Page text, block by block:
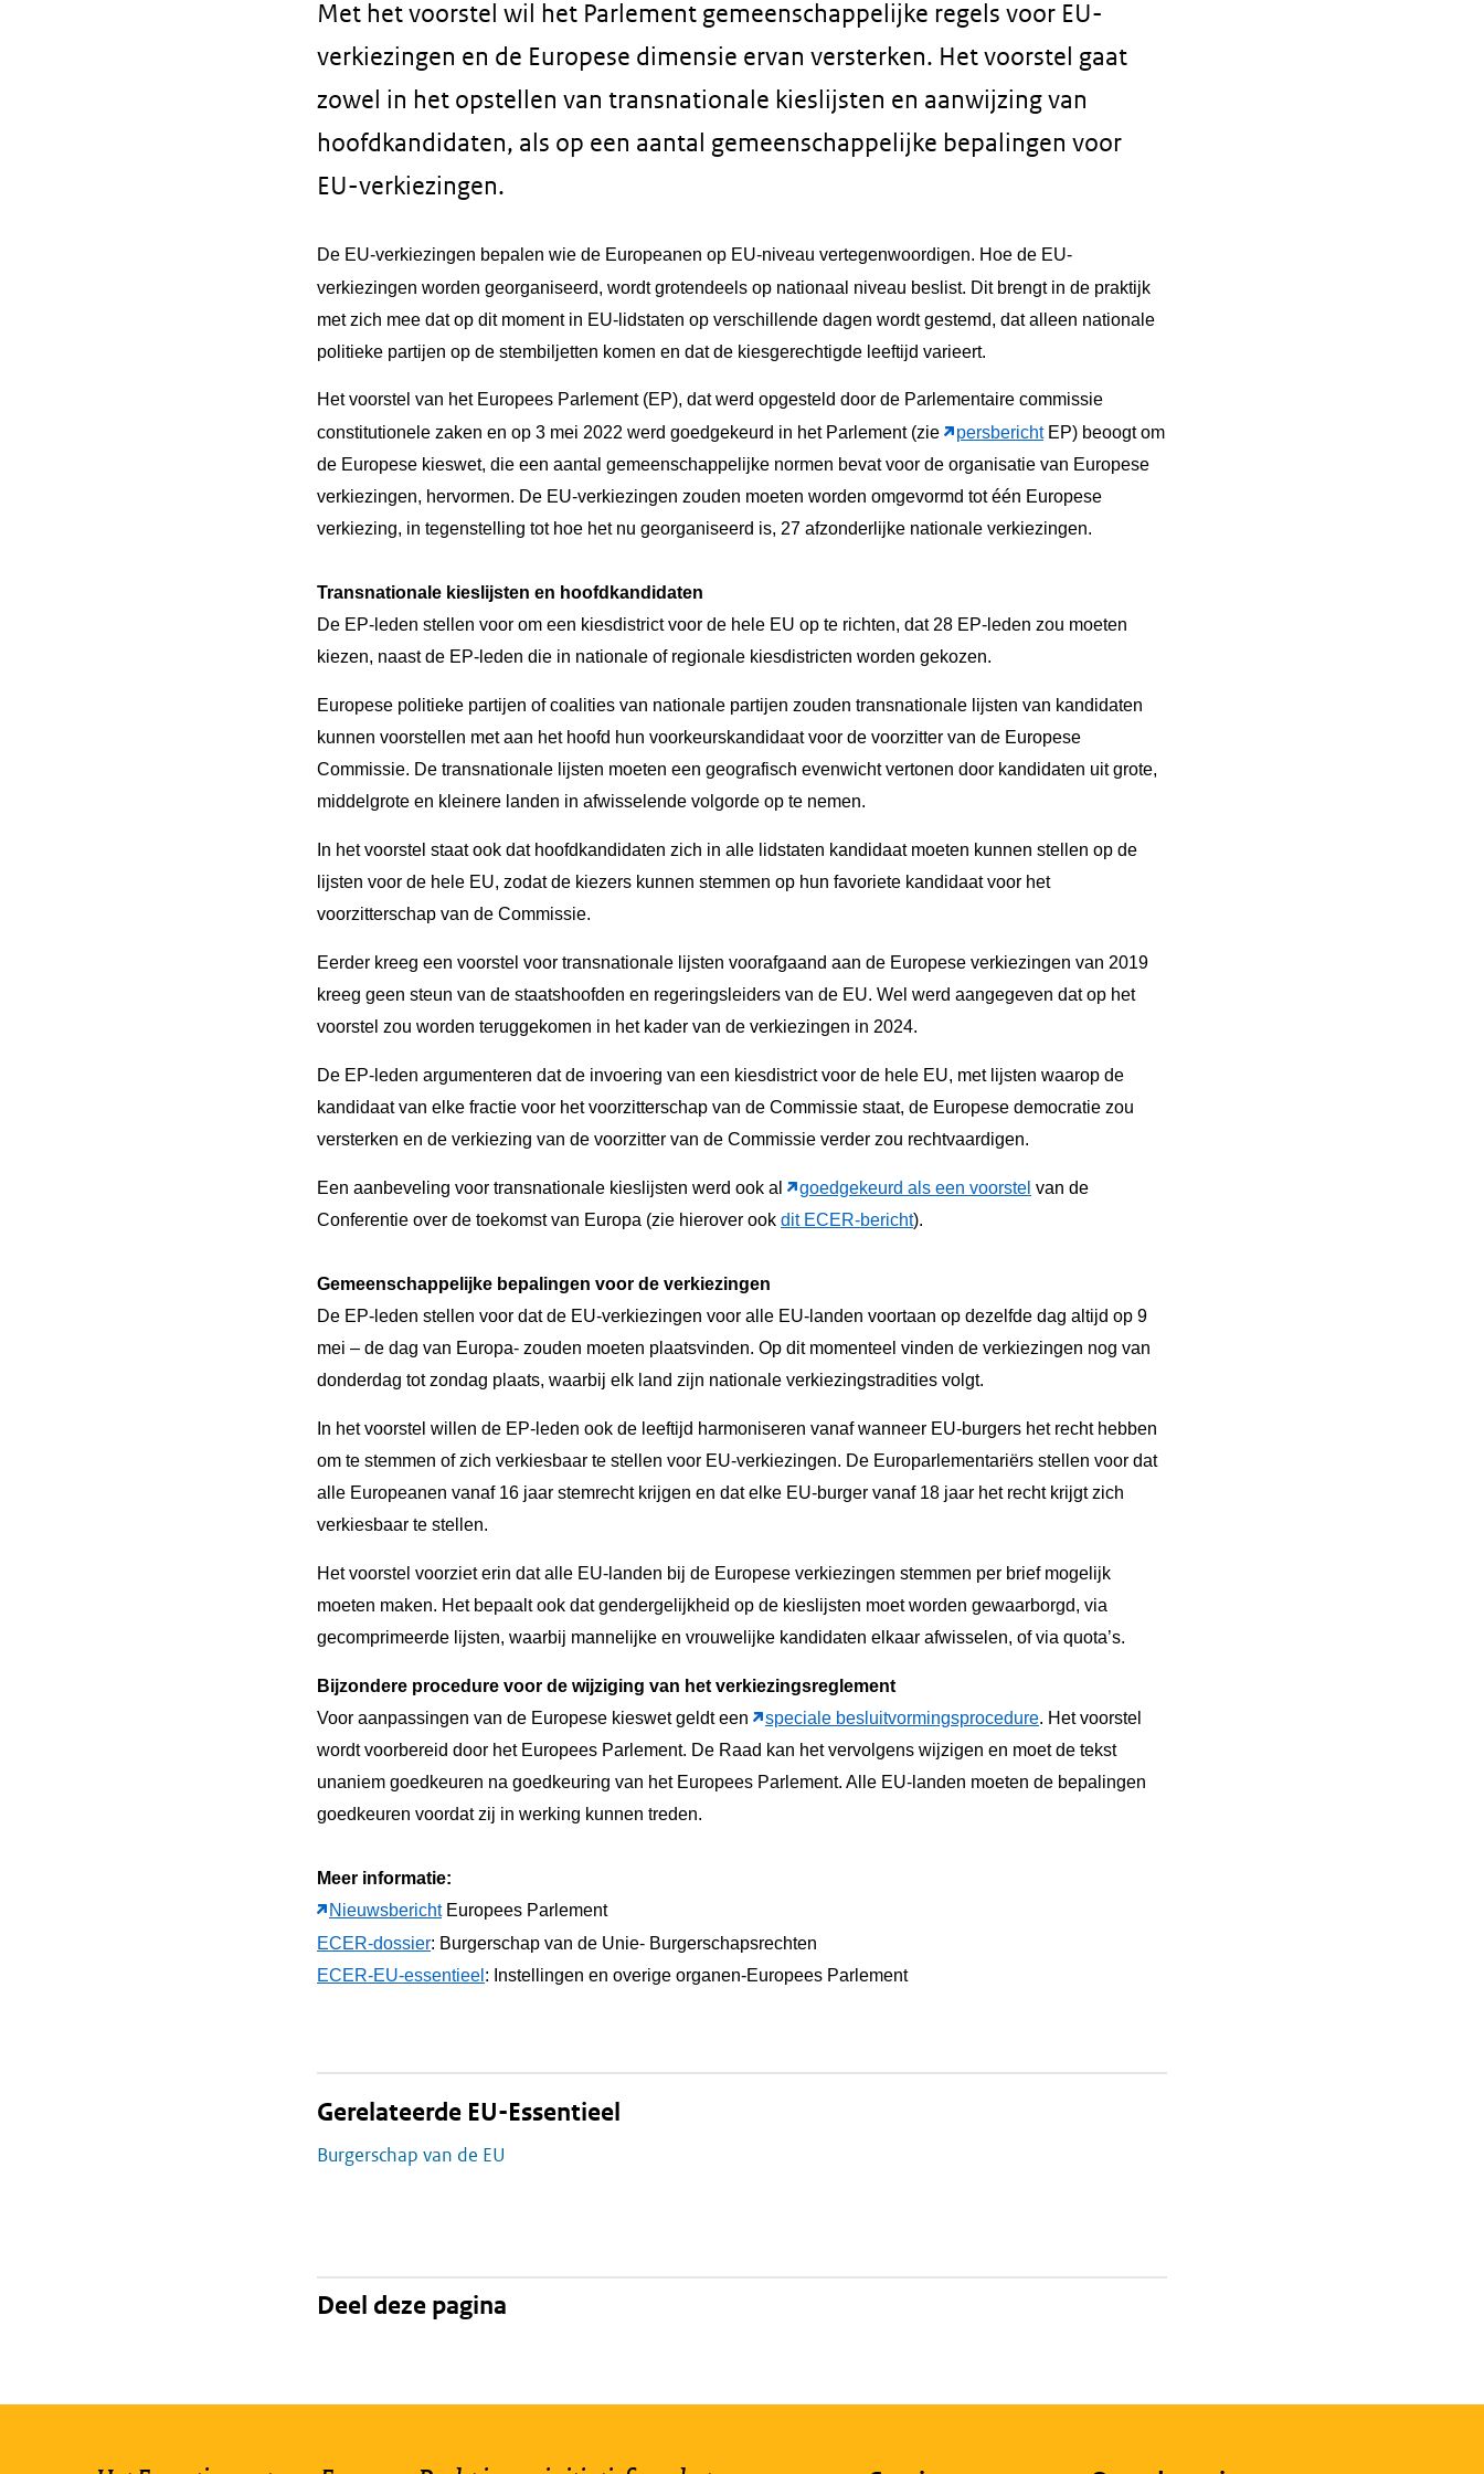
Met het voorstel wil het Parlement gemeenschappelijke regels voor EU-
verkiezingen en de Europese dimensie ervan versterken. Het voorstel gaat
zowel in het opstellen van transnationale kieslijsten en aanwijzing van
hoofdkandidaten, als op een aantal gemeenschappelijke bepalingen voor
EU-verkiezingen.
De EU-verkiezingen bepalen wie de Europeanen op EU-niveau vertegenwoordigen. Hoe de EU-
verkiezingen worden georganiseerd, wordt grotendeels op nationaal niveau beslist. Dit brengt in de praktijk
met zich mee dat op dit moment in EU-lidstaten op verschillende dagen wordt gestemd, dat alleen nationale
politieke partijen op de stembiljetten komen en dat de kiesgerechtigde leeftijd varieert.
Het voorstel van het Europees Parlement (EP), dat werd opgesteld door de Parlementaire commissie
constitutionele zaken en op 3 mei 2022 werd goedgekeurd in het Parlement (zie
persberichtEP) beoogt om
de Europese kieswet, die een aantal gemeenschappelijke normen bevat voor de organisatie van Europese
verkiezingen, hervormen. De EU-verkiezingen zouden moeten worden omgevormd tot één Europese
verkiezing, in tegenstelling tot hoe het nu georganiseerd is, 27 afzonderlijke nationale verkiezingen.
Transnationale kieslijsten en hoofdkandidaten
De EP-leden stellen voor om een kiesdistrict voor de hele EU op te richten, dat 28 EP-leden zou moeten
kiezen, naast de EP-leden die in nationale of regionale kiesdistricten worden gekozen.
Europese politieke partijen of coalities van nationale partijen zouden transnationale lijsten van kandidaten
kunnen voorstellen met aan het hoofd hun voorkeurskandidaat voor de voorzitter van de Europese
Commissie. De transnationale lijsten moeten een geografisch evenwicht vertonen door kandidaten uit grote,
middelgrote en kleinere landen in afwisselende volgorde op te nemen.
In het voorstel staat ook dat hoofdkandidaten zich in alle lidstaten kandidaat moeten kunnen stellen op de
lijsten voor de hele EU, zodat de kiezers kunnen stemmen op hun favoriete kandidaat voor het
voorzitterschap van de Commissie.
Eerder kreeg een voorstel voor transnationale lijsten voorafgaand aan de Europese verkiezingen van 2019
kreeg geen steun van de staatshoofden en regeringsleiders van de EU. Wel werd aangegeven dat op het
voorstel zou worden teruggekomen in het kader van de verkiezingen in 2024.
De EP-leden argumenteren dat de invoering van een kiesdistrict voor de hele EU, met lijsten waarop de
kandidaat van elke fractie voor het voorzitterschap van de Commissie staat, de Europese democratie zou
versterken en de verkiezing van de voorzitter van de Commissie verder zou rechtvaardigen.
Een aanbeveling voor transnationale kieslijsten werd ook al goedgekeurd als een voorstel van de
Conferentie over de toekomst van Europa (zie hierover ook dit ECER-bericht).
Gemeenschappelijke bepalingen voor de verkiezingen
De EP-leden stellen voor dat de EU-verkiezingen voor alle EU-landen voortaan op dezelfde dag altijd op 9
mei – de dag van Europa- zouden moeten plaatsvinden. Op dit momenteel vinden de verkiezingen nog van
donderdag tot zondag plaats, waarbij elk land zijn nationale verkiezingstradities volgt.
In het voorstel willen de EP-leden ook de leeftijd harmoniseren vanaf wanneer EU-burgers het recht hebben
om te stemmen of zich verkiesbaar te stellen voor EU-verkiezingen. De Europarlementariërs stellen voor dat
alle Europeanen vanaf 16 jaar stemrecht krijgen en dat elke EU-burger vanaf 18 jaar het recht krijgt zich
verkiesbaar te stellen.
Het voorstel voorziet erin dat alle EU-landen bij de Europese verkiezingen stemmen per brief mogelijk
moeten maken. Het bepaalt ook dat gendergelijkheid op de kieslijsten moet worden gewaarborgd, via
gecomprimeerde lijsten, waarbij mannelijke en vrouwelijke kandidaten elkaar afwisselen, of via quota’s.
Bijzondere procedure voor de wijziging van het verkiezingsreglement
Voor aanpassingen van de Europese kieswet geldt een
speciale besluitvormingsprocedure. Het voorstel
wordt voorbereid door het Europees Parlement. De Raad kan het vervolgens wijzigen en moet de tekst
unaniem goedkeuren na goedkeuring van het Europees Parlement. Alle EU-landen moeten de bepalingen
goedkeuren voordat zij in werking kunnen treden.
Meer informatie:
NieuwsberichtEuropees Parlement
ECER-dossier: Burgerschap van de Unie- Burgerschapsrechten
ECER-EU-essentieel : Instellingen en overige organen-Europees Parlement
Gerelateerde EU-Essentieel
Burgerschap van de EU
Deel deze pagina